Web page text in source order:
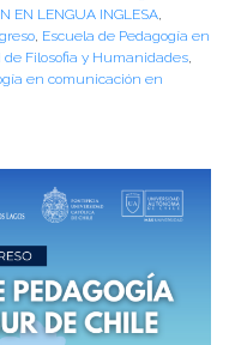
EN LENGUA INGLESA,
, Escuela de Pedagogía en
de Filosofia y Humanidades,
en comunicación en